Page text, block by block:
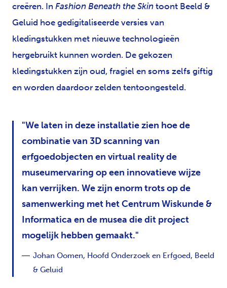
creëren. In Fashion Beneath the Skin toont Beeld &
Geluid hoe gedigitaliseerde versies van
kledingstukken met nieuwe technologieën
hergebruikt kunnen worden. De gekozen
kledingstukken zijn oud, fragiel en soms zelfs giftig
en worden daardoor zelden tentoongesteld.
We laten in deze installatie zien hoe de
combinatie van 3D scanning van
erfgoedobjecten en virtual reality de
museumervaring op een innovatieve wijze
kan verrijken. We zijn enorm trots op de
samenwerking met het Centrum Wiskunde &
Informatica en de musea die dit project
mogelijk hebben gemaakt.
Johan Oomen, Hoofd Onderzoek en Erfgoed, Beeld
& Geluid